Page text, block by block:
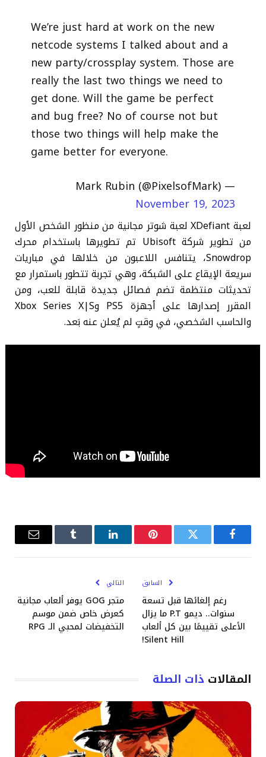
We’re just hard at work on the new
netcode systems I talked about and a
new party/crossplay system. Those are
really the last two things we need to
get done. Will the game be perfect
and bug free? No of course not but
those two things will help make the
game better for everyone.
— Mark Rubin (@PixelsofMark)
November 19, 2023
لعبة XDefiant لعبة شوتر مجانية من منظور الشخص الأول
من تطوير شركة Ubisoft تم تطويرها باستخدام محرك
Snowdrop، يتنافس اللاعبون من خلالها في مباريات
سريعة الإيقاع على الشبكة، وهي تجربة تتطور باستمرار مع
تحديثات منتظمة تضم فصائل جديدة قابلة للعب، ومن
المقرر إصدارها على أجهزة PS5 وXbox Series X|S
والحاسب الشخصي، في وقتٍ لم يُعلن عنه بَعد.
فيسبوكتويتر بينتيريستلينكدإن Tumblrالبريد
السابق
رغم إلغائها قبل تسعة
سنوات.. ديمو P.T ما يزال
الأعلى تقييمًا بين كل ألعاب
Silent Hill!
التالي
متجر GOG يوفر ألعاب مجانية
كعرض خاص ضمن موسم
التخفيضات لمحبي الـ RPG
المقالات ذات الصلة